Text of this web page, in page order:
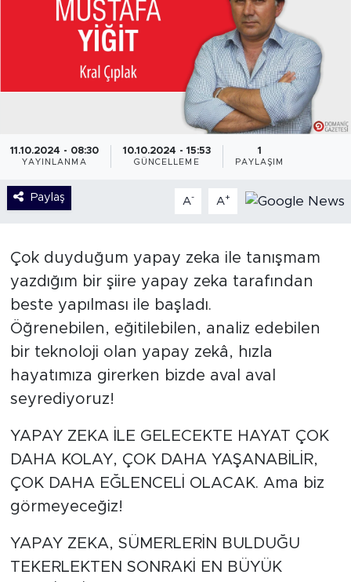
11.10.2024 - 08:30
YAYINLANMA
10.10.2024 - 15:53
GÜNCELLEME
1
PAYLAŞIM
Paylaş A- A+
Çok duyduğum yapay zeka ile tanışmam
yazdığım bir şiire yapay zeka tarafından
beste yapılması ile başladı.
Öğrenebilen, eğitilebilen, analiz edebilen
bir teknoloji olan yapay zekâ, hızla
hayatımıza girerken bizde aval aval
seyrediyoruz!
YAPAY ZEKA İLE GELECEKTE HAYAT ÇOK
DAHA KOLAY, ÇOK DAHA YAŞANABİLİR,
ÇOK DAHA EĞLENCELİ OLACAK. Ama biz
görmeyeceğiz!
YAPAY ZEKA, SÜMERLERİN BULDUĞU
TEKERLEKTEN SONRAKİ EN BÜYÜK